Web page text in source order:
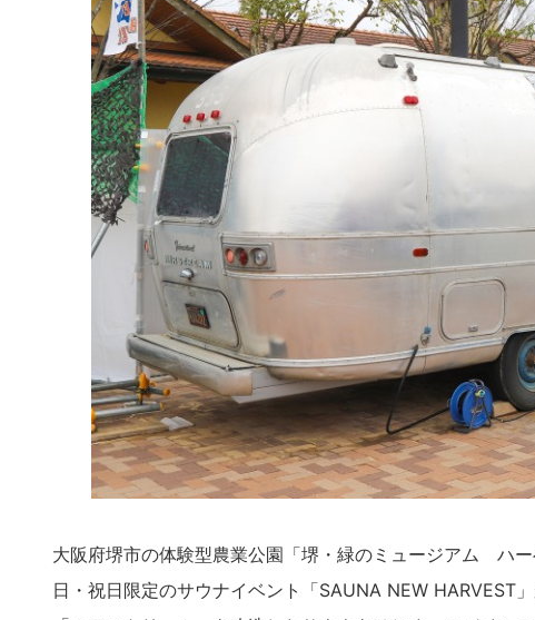
大阪府堺市の体験型農業公園「堺・緑のミュージアム ハ
日・祝日限定のサウナイベント「SAUNA NEW HARVEST